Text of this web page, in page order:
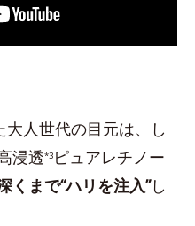
人世代の目元は、し
浸透*3 ピュアレチノー
くまで“ハリを注入”し